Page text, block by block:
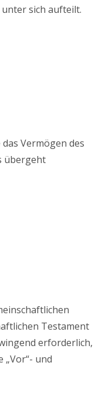
sich aufteilt.
Vermögen des
übergeht
Testament
erforderlich,
„Vor“- und